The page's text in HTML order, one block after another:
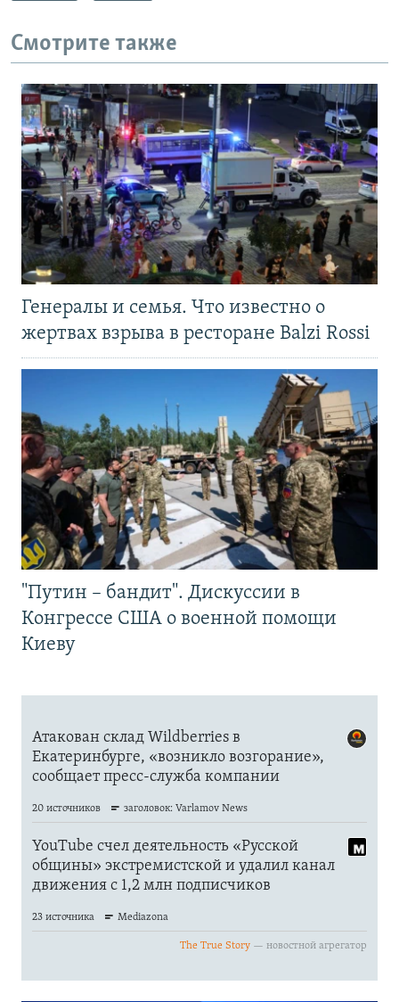
Смотрите также
Генералы и семья. Что известно о
жертвах взрыва в ресторане Balzi Rossi
"Путин – бандит". Дискуссии в
Конгрессе США о военной помощи
Киеву